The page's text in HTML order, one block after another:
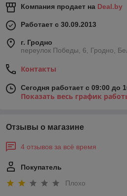
Компания продает на Deal.by
Работает с 30.09.2013
г. Гродно
переулок Победы, 6, Гродно,
Контакты
Сегодня работает с 09:00 до
Показать весь график
Отзывы о магазине
4 отзывов за всё время
Покупатель
Плохо